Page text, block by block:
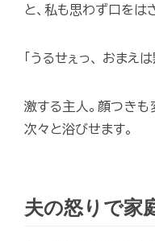
と、私も思わず口をは
「うるせぇっ、 おまえ
激する主人。顔つきも
次々と浴びせます。
夫の怒りで家